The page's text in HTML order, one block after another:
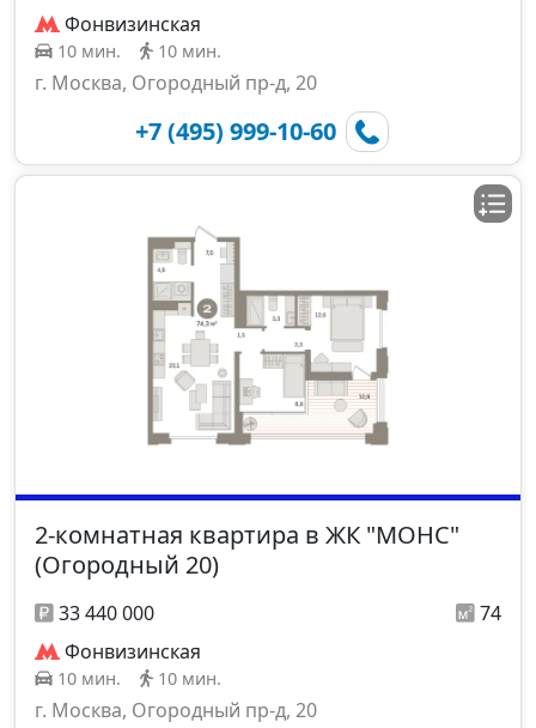
Фонвизинская
10 мин. 10 мин.
г. Москва, Огородный пр-д, 20
+7 (495) 999-10-60
2-комнатная квартира в ЖК "МОНС"
(Огородный 20)
33 440 000
74
Фонвизинская
10 мин. 10 мин.
г. Москва, Огородный пр-д, 20